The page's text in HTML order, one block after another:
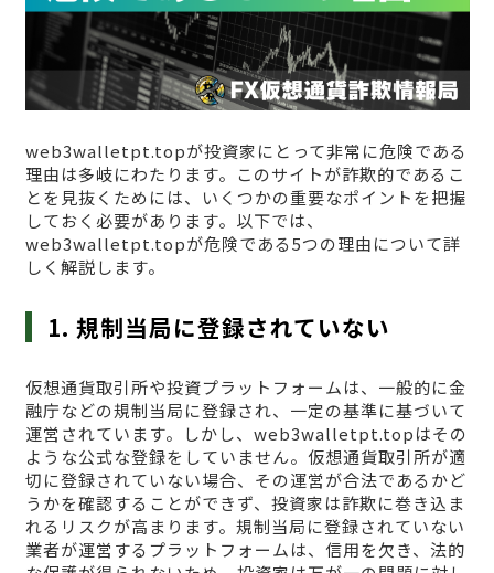
web3walletpt.topが投資家にとって非常に危険である
理由は多岐にわたります。このサイトが詐欺的であるこ
とを見抜くためには、いくつかの重要なポイントを把握
しておく必要があります。以下では、
web3walletpt.topが危険である5つの理由について詳
しく解説します。
1. 規制当局に登録されていない
仮想通貨取引所や投資プラットフォームは、一般的に金
融庁などの規制当局に登録され、一定の基準に基づいて
運営されています。しかし、web3walletpt.topはその
ような公式な登録をしていません。仮想通貨取引所が適
切に登録されていない場合、その運営が合法であるかど
うかを確認することができず、投資家は詐欺に巻き込ま
れるリスクが高まります。規制当局に登録されていない
業者が運営するプラットフォームは、信用を欠き、法的